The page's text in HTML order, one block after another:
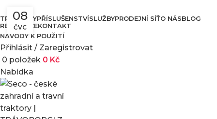
TRAKTORYPŘÍSLUŠENSTVÍSLUŽBYPRODEJNÍ SÍŤO NÁSBLOG
REFERENCEKONTAKT
NÁVODY K POUŽITÍ
Přihlásit / Zaregistrovat
0 položek 0 Kč
Nabídka
08
ČVC